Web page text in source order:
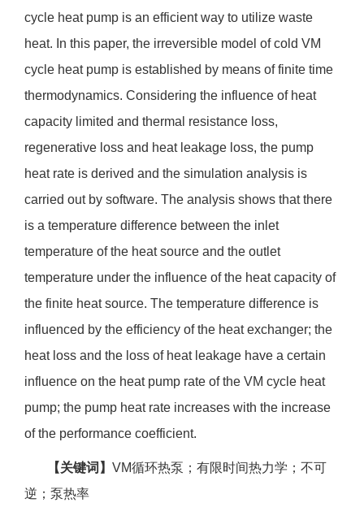
cycle heat pump is an efficient way to utilize waste
heat. In this paper, the irreversible model of cold VM
cycle heat pump is established by means of finite time
thermodynamics. Considering the influence of heat
capacity limited and thermal resistance loss,
regenerative loss and heat leakage loss, the pump
heat rate is derived and the simulation analysis is
carried out by software. The analysis shows that there
is a temperature difference between the inlet
temperature of the heat source and the outlet
temperature under the influence of the heat capacity of
the finite heat source. The temperature difference is
influenced by the efficiency of the heat exchanger; the
heat loss and the loss of heat leakage have a certain
influence on the heat pump rate of the VM cycle heat
pump; the pump heat rate increases with the increase
of the performance coefficient.
【关键词】 VM循环热泵；有限时间热力学；不可
逆；泵热率